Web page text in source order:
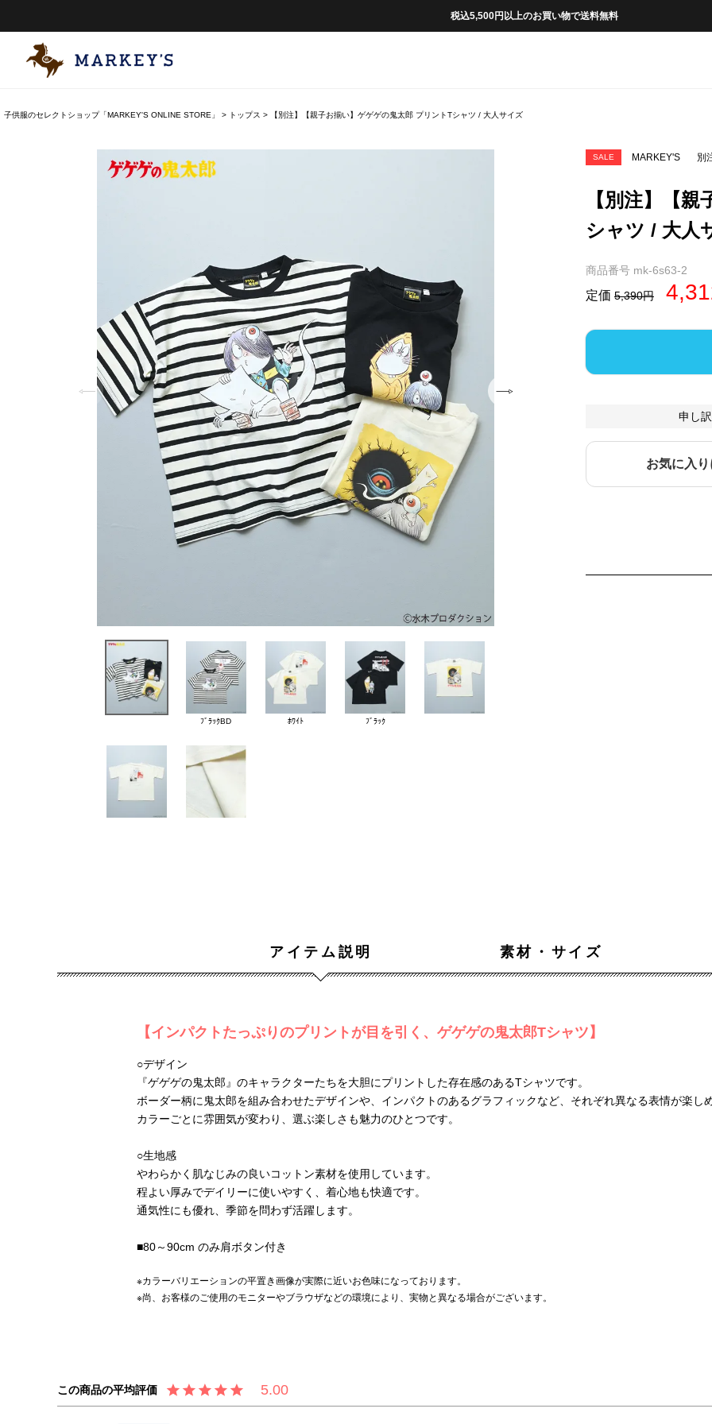
税込5,500円以上のお買い物で送料無料
子供服のセレクトショップ「MARKEY'S ONLINE STORE」 トップス 【別注】【親子お揃い】ゲゲゲの鬼太郎 プリントTシャツ / 大人サイズ
ﾌﾞﾗｯｸBD ﾎﾜｲﾄ ﾌﾞﾗｯｸ
SALE MARKEY'S 別
【別注】【
シャツ / 大人
商品番号 mk-6s63-2
定価 5,390
申し
お気に入
アイテム説明 素材・サイズ
【インパクトたっぷりのプリントが目を引く、ゲゲゲの鬼太郎Tシャツ】
○デザイン
『ゲゲゲの鬼太郎』のキャラクターたちを大胆にプリントした存在感のあるTシャツです。
ボーダー柄に鬼太郎を組み合わせたデザインや、インパクトのあるグラフィックなど、それぞれ異なる表情が楽し
カラーごとに雰囲気が変わり、選ぶ楽しさも魅力のひとつです。
○生地感
やわらかく肌なじみの良いコットン素材を使用しています。
程よい厚みでデイリーに使いやすく、着心地も快適です。
通気性にも優れ、季節を問わず活躍します。
■80～90cm のみ肩ボタン付き
※カラーバリエーションの平置き画像が実際に近いお色味になっております。
※尚、お客様のご使用のモニターやブラウザなどの環境により、実物と異なる場合がございます。
5.00